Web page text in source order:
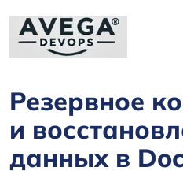
Резервное
и
данных в